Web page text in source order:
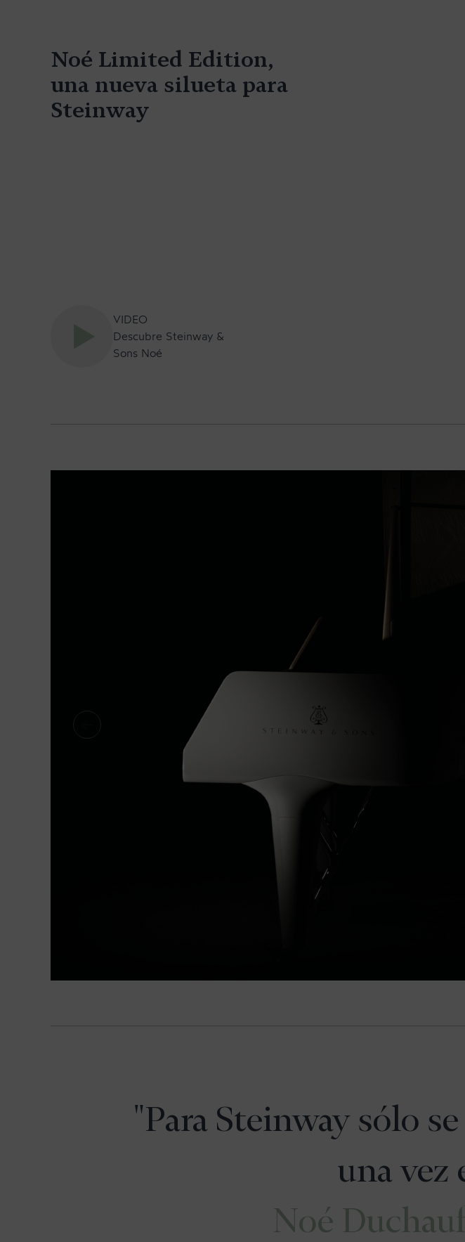
Noé Limited Edition,
una nueva silueta para
Steinway
VIDEO
Descubre Steinway &
Sons Noé
"Para Steinway sólo
una vez
Noé